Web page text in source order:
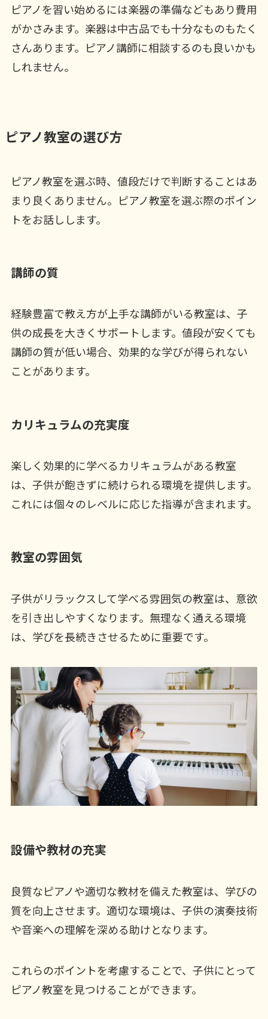
ピアノを習い始めるには楽器の準備などもあり費用
がかさみます。楽器は中古品でも十分なものもたく
さんあります。ピアノ講師に相談するのも良いかも
しれません。
ピアノ教室の選び方
ピアノ教室を選ぶ時、値段だけで判断することはあ
まり良くありません。ピアノ教室を選ぶ際のポイン
トをお話しします。
講師の質
経験豊富で教え方が上手な講師がいる教室は、子
供の成長を大きくサポートします。値段が安くても
講師の質が低い場合、効果的な学びが得られない
ことがあります。
カリキュラムの充実度
楽しく効果的に学べるカリキュラムがある教室
は、子供が飽きずに続けられる環境を提供します。
これには個々のレベルに応じた指導が含まれます。
教室の雰囲気
子供がリラックスして学べる雰囲気の教室は、意欲
を引き出しやすくなります。無理なく通える環境
は、学びを長続きさせるために重要です。
設備や教材の充実
良質なピアノや適切な教材を備えた教室は、学びの
質を向上させます。適切な環境は、子供の演奏技術
や音楽への理解を深める助けとなります。
これらのポイントを考慮することで、子供にとって
ピアノ教室を見つけることができます。